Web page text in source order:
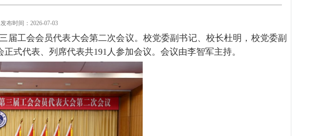
发布时间：2026-07-03
工会会员代表大会第二次会议。校党委副书记、校长杜明，校党委副
正式代表、列席代表共191人参加会议。会议由李智军主持。